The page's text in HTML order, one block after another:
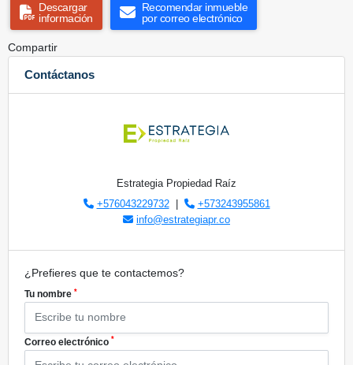
Descargar
información
Recomendar inmueble
por correo electrónico
Compartir
Contáctanos
Estrategia Propiedad Raíz
+576043229732|
+573243955861
info@estrategiapr.co
¿Prefieres que te contactemos?
Tu nombre *
Correo electrónico *